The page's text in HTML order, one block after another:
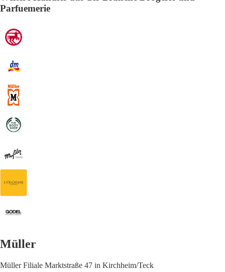
Parfuemerie
Müller
Müller Filiale Marktstraße 47 in Kirchheim/Teck